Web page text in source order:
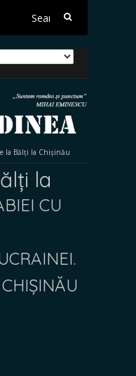
Search
la Bălți la Chișinău
la
CU